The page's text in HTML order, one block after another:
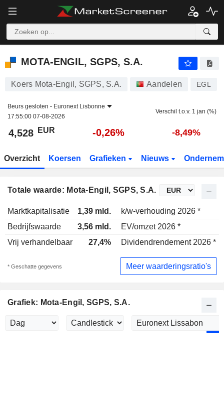
MOTA-ENGIL, SGPS, S.A.
MOTA-ENGIL, SGPS, S.A.
Koers Mota-Engil, SGPS, S.A. Aandelen EGL
Beurs gesloten - Euronext Lisbonne
17:55:00 07-08-2026
Verschil t.o.v. 1 jan (%)
4,528 EUR -0,26% -8,49%
Overzicht Koersen Grafieken Nieuws
Totale waarde: Mota-Engil, SGPS, S.A.
Marktkapitalisatie 1,39 mld. k/w-verhouding 2026 *
Bedrijfswaarde
3,56 mld. EV/omzet 2026 *
Vrij verhandelbaar
27,4% Dividendrendement 2026 *
* Geschatte gegevens Meer waarderingsratio's
Grafiek: Mota-Engil, SGPS, S.A.